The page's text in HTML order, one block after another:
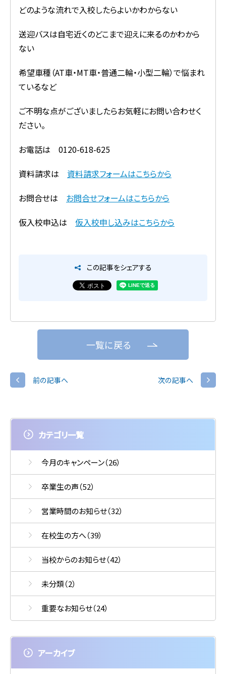
どのような流れで入校したらよいかわからない
送迎バスは自宅近くのどこまで迎えに来るのかわから
ない
希望車種（AT車・MT車・普通二輪・小型二輪）で悩まれ
ているなど
ご不明な点がございましたらお気軽にお問い合わせく
ださい。
お電話は 0120-618-625
資料請求は 資料請求フォームはこちらから
お問合せは お問合せフォームはこちらから
仮入校申込は 仮入校申し込みはこちらから
この記事をシェアする
一覧に戻る
前の記事へ 次の記事へ
カテゴリ一覧
今月のキャンペーン（26）
卒業生の声（52）
営業時間のお知らせ（32）
在校生の方へ（39）
当校からのお知らせ（42）
未分類（2）
重要なお知らせ（24）
アーカイブ